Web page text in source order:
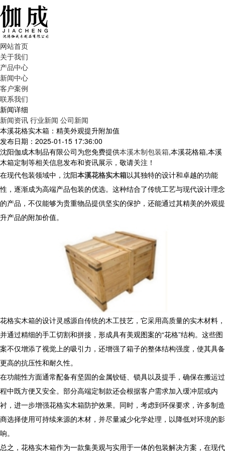
网站首页
关于我们
产品中心
新闻中心
客户案例
联系我们
新闻详细
新闻资讯 行业新闻 公司新闻
本溪花格实木箱：精美外观提升附加值
发布日期：2025-01-15 17:36:00
沈阳伽成木制品有限公司为您免费提供本溪木制包装箱,本溪花格箱,本溪
木箱定制等相关信息发布和资讯展示，敬请关注！
在现代包装领域中，沈阳本溪花格实木箱以其独特的设计和卓越的功能
性，逐渐成为高端产品包装的优选。这种结合了传统工艺与现代设计理念
的产品，不仅能够为贵重物品提供坚实的保护，还能通过其精美的外观提
升产品的附加价值。
花格实木箱的设计灵感源自传统的木工技艺，它采用高质量的实木材料，
并通过精细的手工切割和拼接，形成具有美观图案的“花格”结构。这些图
案不仅增添了视觉上的吸引力，还增强了箱子的整体结构强度，使其具备
更高的抗压性和耐久性。
在功能性方面通常配备有坚固的金属铰链、锁具以及提手，确保在搬运过
程中既方便又安全。部分高端定制款还会根据客户需求加入缓冲层或内
衬，进一步增强花格实木箱防护效果。同时，考虑到环保要求，许多制造
商选择使用可持续来源的木材，并尽量减少化学处理，以降低对环境的影
响。
总之，花格实木箱作为一款集美观与实用于一体的包装解决方案，在现代